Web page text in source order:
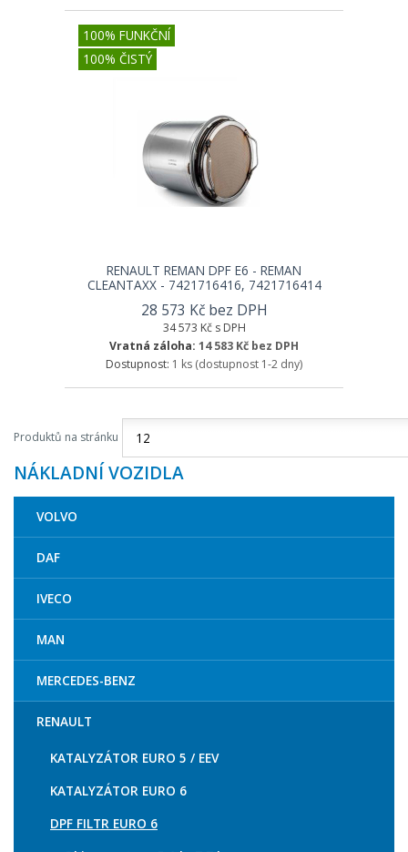
100% FUNKČNÍ
100% ČISTÝ
RENAULT REMAN DPF E6 - REMAN
CLEANTAXX - 7421716416, 7421716414
28 573 Kč bez DPH
34 573 Kč s DPH
Vratná záloha: 14 583 Kč bez DPH
Dostupnost: 1 ks (dostupnost 1-2 dny)
Produktů na stránku
NÁKLADNÍ VOZIDLA
VOLVO
DAF
IVECO
MAN
MERCEDES-BENZ
RENAULT
KATALYZÁTOR EURO 5 / EEV
KATALYZÁTOR EURO 6
DPF FILTR EURO 6